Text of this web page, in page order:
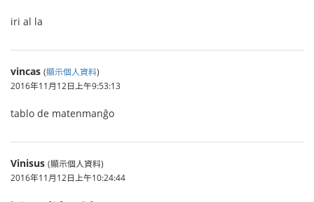
iri al la
vincas (顯示個人資料)
2016年11月12日上午9:53:13
tablo de matenmanĝo
Vinisus (顯示個人資料)
2016年11月12日上午10:24:44